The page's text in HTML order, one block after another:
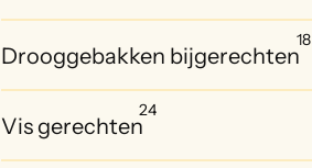
Drooggebakken bijgerechten
18
Vis gerechten
24